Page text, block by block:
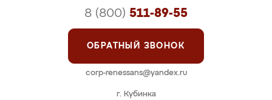
г. Кубинка
8 (800) 511-89-55
ОБРАТНЫЙ ЗВОНОК
corp-renessans@yandex.ru